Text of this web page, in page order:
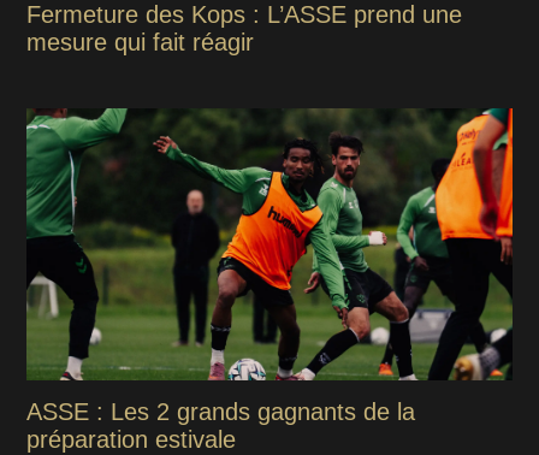
Fermeture des Kops : L’ASSE prend une
mesure qui fait réagir
ASSE : Les 2 grands gagnants de la
préparation estivale